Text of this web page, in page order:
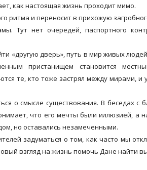
как настоящая жизнь проходит мимо.
ритма и переносит в прихожую
Тут нет очередей, паспортного
«другую дверь», путь в мир живых
пристанищем становится
те, кто тоже застрял между мирами, и
о смысле существования. В беседах с
что его мечты были иллюзией, а
но оставались незамеченными.
задуматься о том, как часто мы
взгляд на жизнь помочь Дане найти